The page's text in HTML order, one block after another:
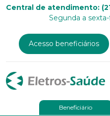
Central de atendimento:
Segunda a
Acesso beneficiários
Beneficiário